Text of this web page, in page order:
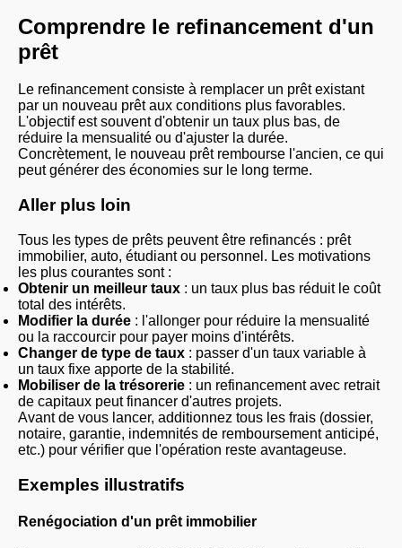
Comprendre le refinancement d'un
prêt
Le refinancement consiste à remplacer un prêt existant
par un nouveau prêt aux conditions plus favorables.
L'objectif est souvent d'obtenir un taux plus bas, de
réduire la mensualité ou d'ajuster la durée.
Concrètement, le nouveau prêt rembourse l'ancien, ce qui
peut générer des économies sur le long terme.
Aller plus loin
Tous les types de prêts peuvent être refinancés : prêt
immobilier, auto, étudiant ou personnel. Les motivations
les plus courantes sont :
Obtenir un meilleur taux : un taux plus bas réduit le coût
total des intérêts.
Modifier la durée : l'allonger pour réduire la mensualité
ou la raccourcir pour payer moins d'intérêts.
Changer de type de taux : passer d'un taux variable à
un taux fixe apporte de la stabilité.
Mobiliser de la trésorerie : un refinancement avec retrait
de capitaux peut financer d'autres projets.
Avant de vous lancer, additionnez tous les frais (dossier,
notaire, garantie, indemnités de remboursement anticipé,
etc.) pour vérifier que l'opération reste avantageuse.
Exemples illustratifs
Renégociation d'un prêt immobilier